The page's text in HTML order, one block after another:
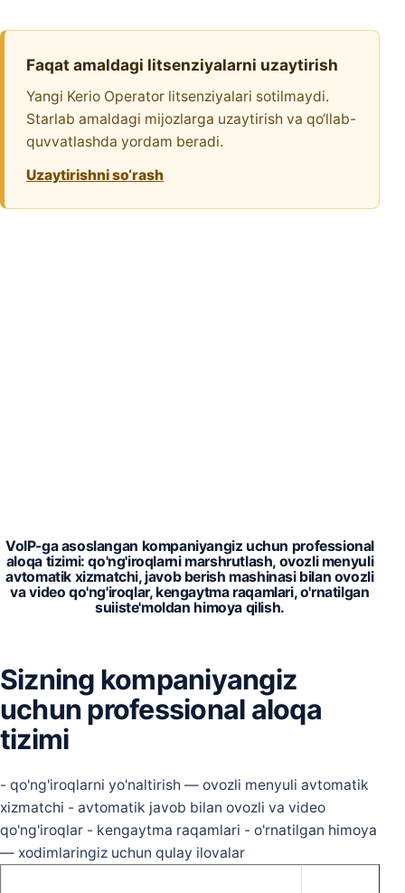
Faqat amaldagi litsenziyalarni uzaytirish
Yangi Kerio Operator litsenziyalari sotilmaydi.
Starlab amaldagi mijozlarga uzaytirish va qo‘llab-
quvvatlashda yordam beradi.
Uzaytirishni so‘rash
VoIP-ga asoslangan kompaniyangiz uchun professional
aloqa tizimi: qo'ng'iroqlarni marshrutlash, ovozli menyuli
avtomatik xizmatchi, javob berish mashinasi bilan ovozli
va video qo'ng'iroqlar, kengaytma raqamlari, o'rnatilgan
suiiste'moldan himoya qilish.
Sizning kompaniyangiz
uchun professional aloqa
tizimi
- qo'ng'iroqlarni yo'naltirish — ovozli menyuli avtomatik
xizmatchi - avtomatik javob bilan ovozli va video
qo'ng'iroqlar - kengaytma raqamlari - o'rnatilgan himoya
— xodimlaringiz uchun qulay ilovalar